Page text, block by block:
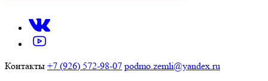
Контакты +7 (926) 572-98-07 podmo.zemli@yandex.ru